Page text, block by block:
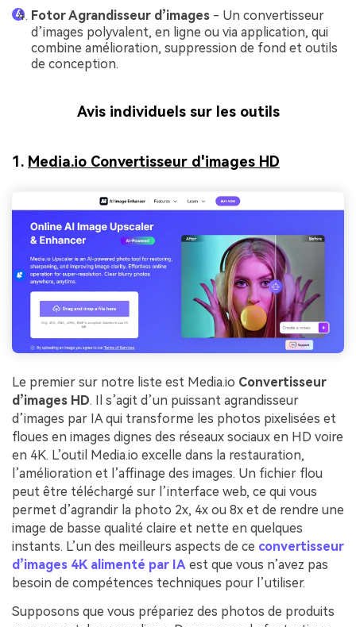
Fotor Agrandisseur d’images - Un convertisseur
d’images polyvalent, en ligne ou via application, qui
combine amélioration, suppression de fond et outils
de conception.
Avis individuels sur les outils
1. Media.io Convertisseur d'images HD
Le premier sur notre liste est Media.io Convertisseur
d’images HD. Il s’agit d’un puissant agrandisseur
d’images par IA qui transforme les photos pixelisées et
floues en images dignes des réseaux sociaux en HD voire
en 4K. L’outil Media.io excelle dans la restauration,
l’amélioration et l’affinage des images. Un fichier flou
peut être téléchargé sur l’interface web, ce qui vous
permet d’agrandir la photo 2x, 4x ou 8x et de rendre une
image de basse qualité claire et nette en quelques
instants. L’un des meilleurs aspects de ce convertisseur
d’images 4K alimenté par IA est que vous n’avez pas
besoin de compétences techniques pour l’utiliser.
Supposons que vous prépariez des photos de produits